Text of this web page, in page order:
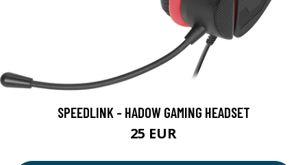
SPEEDLINK - HADOW GAMING HEADSET
25 EUR